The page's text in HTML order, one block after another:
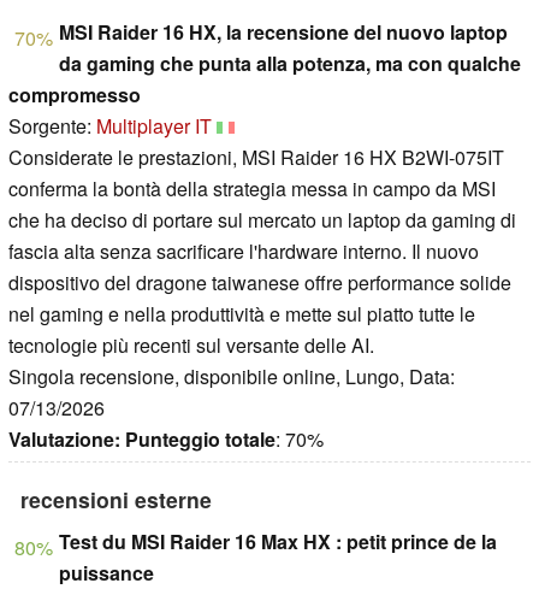
70% MSI Raider 16 HX, la recensione del nuovo laptop
da gaming che punta alla potenza, ma con qualche
compromesso
Sorgente: Multiplayer IT
Considerate le prestazioni, MSI Raider 16 HX B2WI-075IT
conferma la bontà della strategia messa in campo da MSI
che ha deciso di portare sul mercato un laptop da gaming di
fascia alta senza sacrificare l'hardware interno. Il nuovo
dispositivo del dragone taiwanese offre performance solide
nel gaming e nella produttività e mette sul piatto tutte le
tecnologie più recenti sul versante delle AI.
Singola recensione, disponibile online, Lungo, Data:
07/13/2026
Valutazione: Punteggio totale: 70%
recensioni esterne
80% Test du MSI Raider 16 Max HX : petit prince de la
puissance